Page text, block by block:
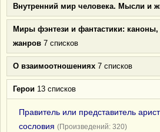
Внутренний мир человека. Мысли и
Миры фэнтези и фантастики:
жанров 7 списков
О взаимоотношениях 7 списков
Герои 13 списков
Правитель или представитель
сословия (Произведений: 320)